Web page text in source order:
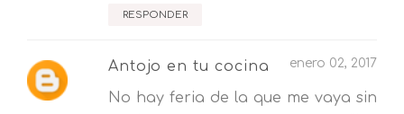
RESPONDER
Antojo en tu cocina enero 02, 2017
No hay feria de la que me vaya sin